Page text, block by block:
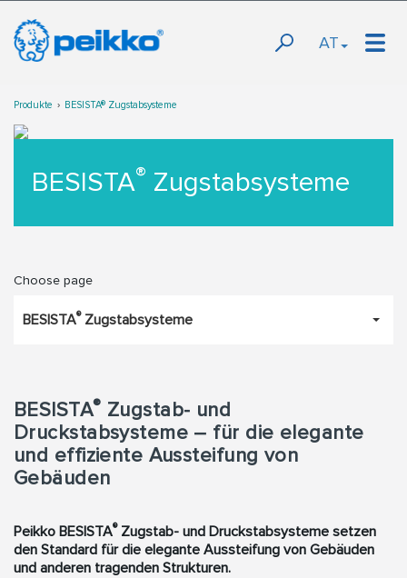
AT
Produkte BESISTA® Zugstabsysteme
BESISTA® Zugstabsysteme
Choose page
BESISTA®Zugstabsysteme
BESISTA® Zugstab- und
Druckstabsysteme – für die elegante
und effiziente Aussteifung von
Gebäuden
Peikko BESISTA®Zugstab- und Druckstabsysteme setzen
den Standard für die elegante Aussteifung von Gebäuden
und anderen tragenden Strukturen.